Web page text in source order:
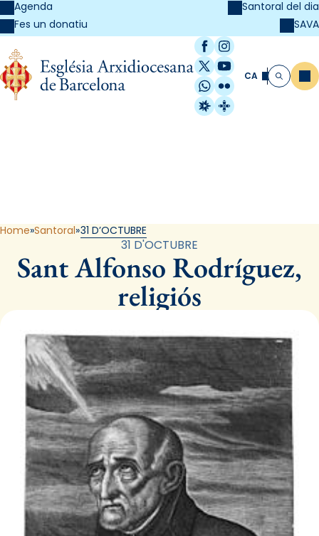
Agenda
Fes un donatiu
Santoral del dia
SAVA
Facebook
Instagram
X / Twitter
YouTube
WhatsApp
Flickr
Radio Estel
Catalunya
CA Cerca
Home Santoral 31 D’OCTUBRE
31 D'OCTUBRE
Sant Alfonso Rodríguez,
religiós